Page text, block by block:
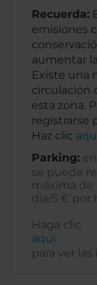
Recuerda:
emisiones
aumentar
Existe una
circulación
esta zona.
registrarse
Haz clic
Parking:
se puede
máxima de
día/5 € por
Haga clic
aquí
para ver